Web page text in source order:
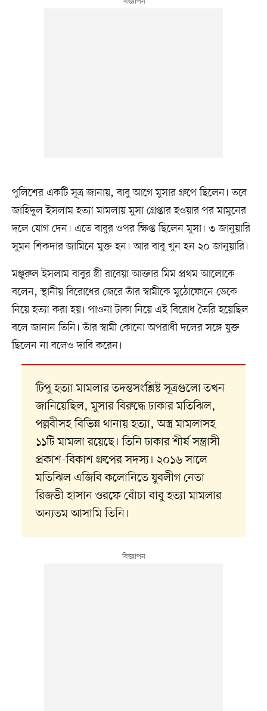
পুলিশের একটি সূত্র জানায়, বাবু আগে মুসার গ্রুপে ছিলেন। তবে
জাহিদুল ইসলাম হত্যা মামলায় মুসা গ্রেপ্তার হওয়ার পর মামুনের
দলে যোগ দেন। এতে বাবুর ওপর ক্ষিপ্ত ছিলেন মুসা। ৩ জানুয়ারি
সুমন শিকদার জামিনে মুক্ত হন। আর বাবু খুন হন ২০ জানুয়ারি।
মঞ্জুরুল ইসলাম বাবুর স্ত্রী রাবেয়া আক্তার মিম প্রথম আলোকে
বলেন, স্থানীয় বিরোধের জেরে তাঁর স্বামীকে মুঠোফোনে ডেকে
নিয়ে হত্যা করা হয়। পাওনা টাকা নিয়ে এই বিরোধ তৈরি হয়েছিল
বলে জানান তিনি। তাঁর স্বামী কোনো অপরাধী দলের সঙ্গে যুক্ত
ছিলেন না বলেও দাবি করেন।
টিপু হত্যা মামলার তদন্তসংশ্লিষ্ট সূত্রগুলো তখন
জানিয়েছিল, মুসার বিরুদ্ধে ঢাকার মতিঝিল,
পল্লবীসহ বিভিন্ন থানায় হত্যা, অস্ত্র মামলাসহ
১১টি মামলা রয়েছে। তিনি ঢাকার শীর্ষ সন্ত্রাসী
প্রকাশ-বিকাশ গ্রুপের সদস্য। ২০১৬ সালে
মতিঝিল এজিবি কলোনিতে যুবলীগ নেতা
রিজভী হাসান ওরফে বোঁচা বাবু হত্যা মামলার
অন্যতম আসামি তিনি।